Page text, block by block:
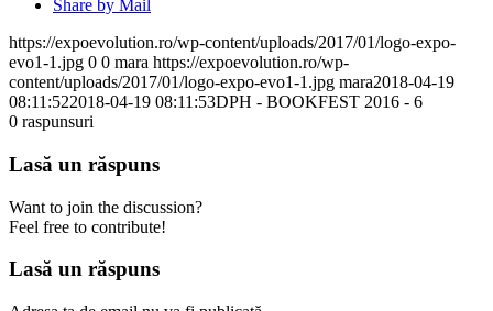
Share by Mail
https://expoevolution.ro/wp-content/uploads/2017/01/logo-expo-
evo1-1.jpg 0 0 mara https://expoevolution.ro/wp-
content/uploads/2017/01/logo-expo-evo1-1.jpg mara2018-04-19
08:11:522018-04-19 08:11:53DPH - BOOKFEST 2016 - 6
0 raspunsuri
Lasă un răspuns
Want to join the discussion?
Feel free to contribute!
Lasă un răspuns